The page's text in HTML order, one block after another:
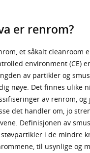
er renrom?
et såkalt cleanroom
environment (CE)
av partikler og
nøye. Det finnes ulike
av renrom, og
det handler om, jo
Definisjonen av
i de mindre
til usynlige og